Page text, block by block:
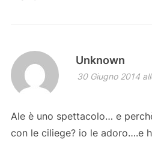
Unknown
30 Giugno 2014
Ale è uno spettacolo… e
con le ciliege? io le adoro….e